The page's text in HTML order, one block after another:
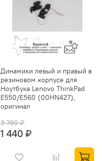
Динамики левый и правый в
резиновом корпусе для
Ноутбука Lenovo ThinkPad
E550/E560 (00HN427),
оригинал
3 780 ₽
1 440 ₽